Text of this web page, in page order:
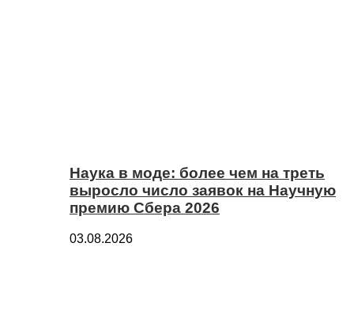
Наука в моде: более чем на треть
выросло число заявок на Научную
премию Сбера 2026
03.08.2026